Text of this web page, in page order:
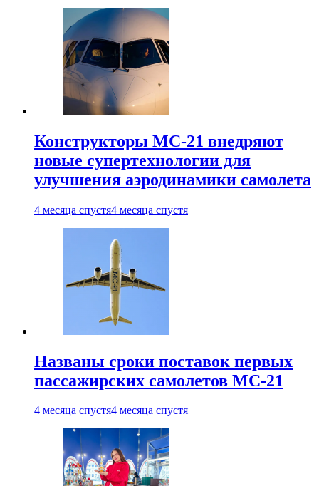
Конструкторы МС-21 внедряют
новые супертехнологии для
улучшения аэродинамики самолета
4 месяца спустя4 месяца спустя
Названы сроки поставок первых
пассажирских самолетов МС-21
4 месяца спустя4 месяца спустя